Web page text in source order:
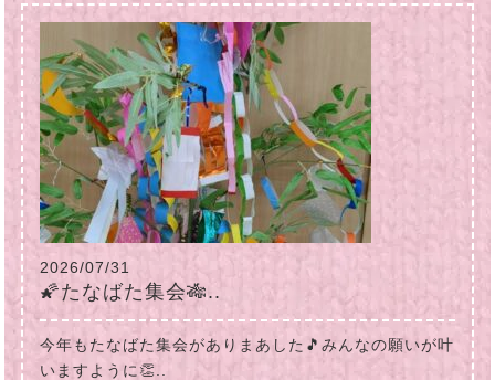
2026/07/31
🌠たなばた集会🎋..
今年もたなばた集会がありまあした🎵みんなの願いが叶
いますように👏..